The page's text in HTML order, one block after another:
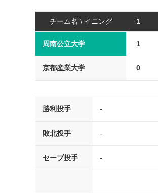
チーム名 \ イニング 1
周南公立大学 1
京都産業大学 0
勝利投手 -
敗北投手 -
セーブ投手 -